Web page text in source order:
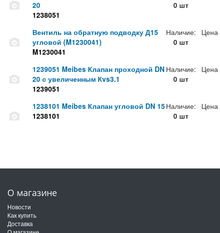
20
1238051
0 шт
Вентиль на обратную подводку Д15
угловой (M1230041)
M1230041
Наличие:
0 шт
Цена
1239051 Meibes Клапан проходной DN
20 с увеличенным Кvs3.1
1239051
Наличие:
0 шт
Цена
1238101 Meibes Клапан угловой DN 15
1238101
Наличие:
0 шт
Цена
О магазине
Новости
Как купить
Доставка